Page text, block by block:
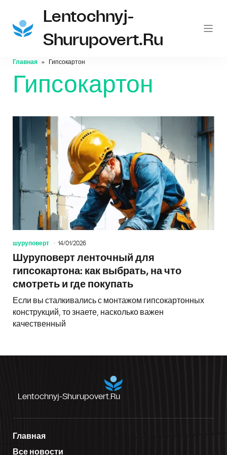
Lentochnyj-
Shurupovert.ru
Главная Гипсокартон
Гипсокартон
шуруповерт 14/01/2026
Шуруповерт ленточный для
гипсокартона: как выбрать, на что
смотреть и где покупать
Если вы сталкивались с монтажом гипсокартонных
конструкций, то знаете, насколько важен
качественный
Lentochnyj-Shurupovert.ru
Главная
Все новости